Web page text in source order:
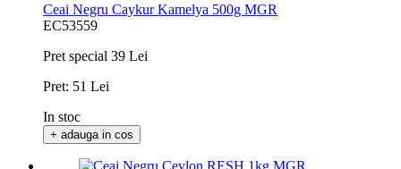
Ceai Negru Caykur Kamelya 500g MGR
EC53559
Pret special 39 Lei
Pret: 51 Lei
In stoc
+ adauga in cos